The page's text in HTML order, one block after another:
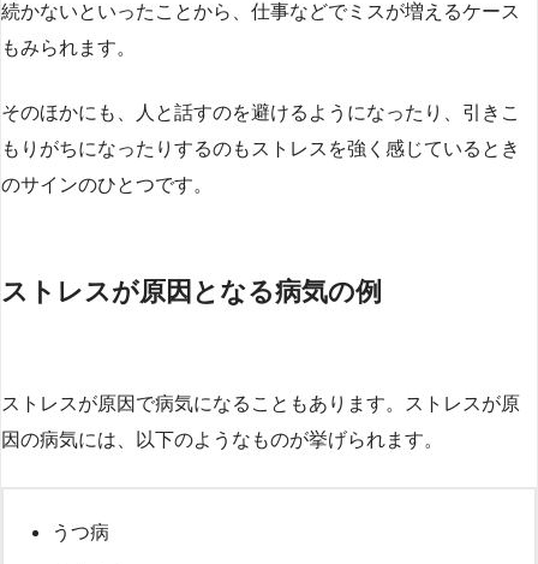
続かないといったことから、仕事などでミスが増えるケース
もみられます。
そのほかにも、人と話すのを避けるようになったり、引きこ
もりがちになったりするのもストレスを強く感じているとき
のサインのひとつです。
ストレスが原因となる病気の例
ストレスが原因で病気になることもあります。ストレスが原
因の病気には、以下のようなものが挙げられます。
うつ病